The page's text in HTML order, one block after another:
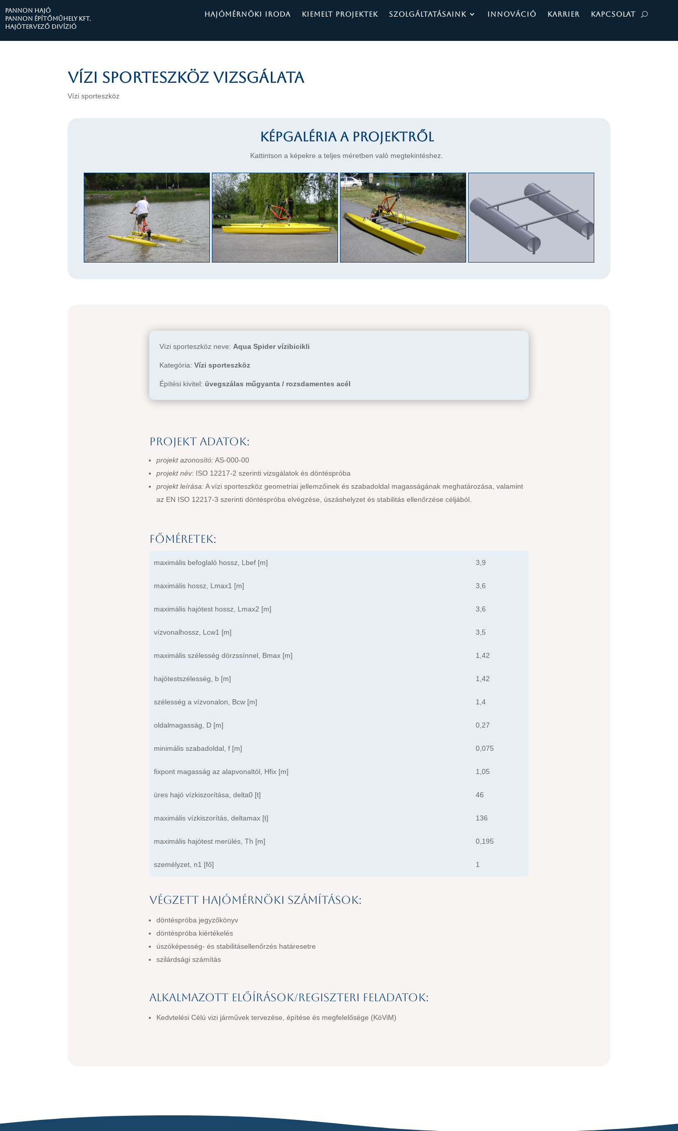
PANNON HAJÓ
Pannon Építőműhely Kft.
Hajótervező divízió
HAJÓMÉRNÖKI IRODA KIEMELT PROJEKTEK SZOLGÁLTATÁSAINK INNOVÁCIÓ KARRIER KAPCSOLAT
Vízi sporteszköz vizsgálata
Vízi sporteszköz
Képgaléria a projektről
Kattintson a képekre a teljes méretben való megtekintéshez.
Vízi sporteszköz neve: Aqua Spider vízibicikli
Kategória: Vízi sporteszköz
Építési kivitel: üvegszálas műgyanta / rozsdamentes acél
Projekt adatok:
projekt azonosító:AS-000-00
projekt név:ISO 12217-2 szerinti vizsgálatok és döntéspróba
projekt leírása:A vízi sporteszköz geometriai jellemzőinek és szabadoldal magasságának meghatározása, valamint
az EN ISO 12217-3 szerinti döntéspróba elvégzése, úszáshelyzet és stabilitás ellenőrzése céljából.
Főméretek:
maximális befoglaló hossz, Lbef [m] 3,9
maximális hossz, Lmax1 [m] 3,6
maximális hajótest hossz, Lmax2 [m] 3,6
vízvonalhossz, Lcw1 [m] 3,5
maximális szélesség dörzssínnel, Bmax [m] 1,42
hajótestszélesség, b [m] 1,42
szélesség a vízvonalon, Bcw [m] 1,4
oldalmagasság, D [m] 0,27
minimális szabadoldal, f [m] 0,075
fixpont magasság az alapvonaltól, Hfix [m] 1,05
üres hajó vízkiszorítása, delta0 [t] 46
maximális vízkiszorítás, deltamax [t] 136
maximális hajótest merülés, Th [m] 0,195
személyzet, n1 [fő] 1
Végzett hajómérnöki számítások:
döntéspróba jegyzőkönyv
döntéspróba kiértékelés
úszóképesség- és stabilitásellenőrzés határesetre
szilárdsági számítás
Alkalmazott előírások/regiszteri feladatok:
Kedvtelési Célú vizi járművek tervezése, építése és megfelelősége (KöViM)